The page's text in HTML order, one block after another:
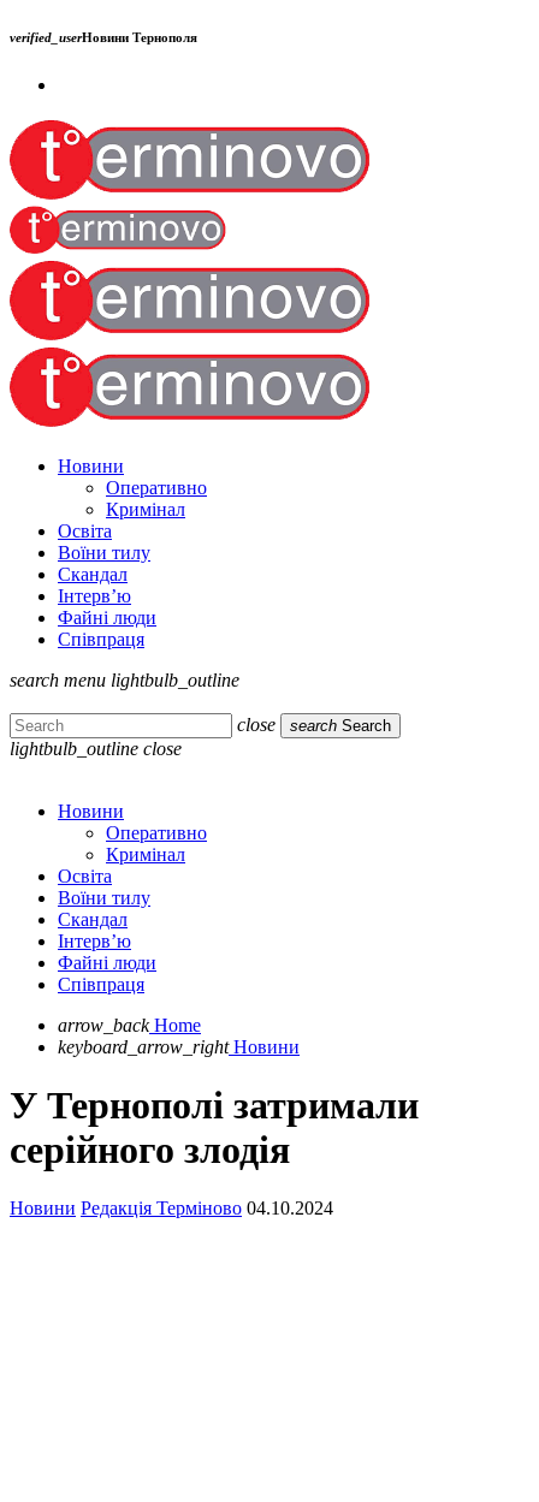
verified_userНовини Тернополя
Новини
Оперативно
Кримінал
Освіта
Воїни тилу
Скандал
Інтерв’ю
Файні люди
Співпраця
search menu lightbulb_outline
close search Search
lightbulb_outline close
Новини
Оперативно
Кримінал
Освіта
Воїни тилу
Скандал
Інтерв’ю
Файні люди
Співпраця
arrow_back Home
keyboard_arrow_right Новини
У Тернополі затримали
серійного злодія
Новини Редакція Терміново 04.10.2024